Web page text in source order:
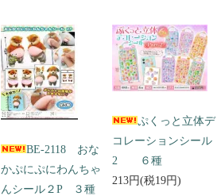
BE-2118 おな
かぷにぷにわんちゃ
んシール２P ３種
ぷくっと立体デ
コレーションシール
2 ６種
213円(税19円)